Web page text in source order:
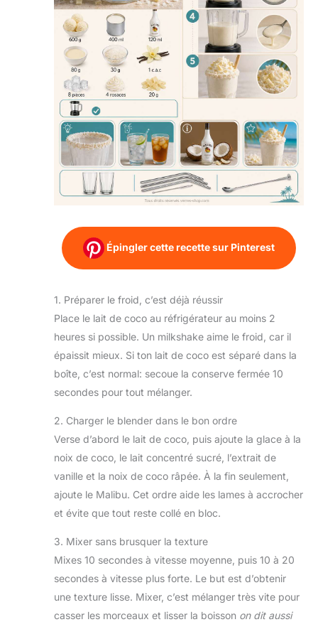
Épingler cette recette sur Pinterest
1. Préparer le froid, c’est déjà réussir
Place le lait de coco au réfrigérateur au moins 2
heures si possible. Un milkshake aime le froid, car il
épaissit mieux. Si ton lait de coco est séparé dans la
boîte, c’est normal: secoue la conserve fermée 10
secondes pour tout mélanger.
2. Charger le blender dans le bon ordre
Verse d’abord le lait de coco, puis ajoute la glace à la
noix de coco, le lait concentré sucré, l’extrait de
vanille et la noix de coco râpée. À la fin seulement,
ajoute le Malibu. Cet ordre aide les lames à accrocher
et évite que tout reste collé en bloc.
3. Mixer sans brusquer la texture
Mixes 10 secondes à vitesse moyenne, puis 10 à 20
secondes à vitesse plus forte. Le but est d’obtenir
une texture lisse. Mixer, c’est mélanger très vite pour
casser les morceaux et lisser la boisson on dit aussi